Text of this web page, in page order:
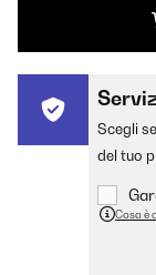
Scegli
del tuo
Cosa è